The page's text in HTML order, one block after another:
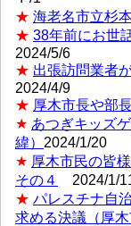
★ 海老名市立杉
★ 38年前にお世
2024/5/6
★ 出張訪問業者
2024/4/9
★ 厚木市長や部
★ あつぎキッズ
緯） 2024/1/20
★ 厚木市民の皆
その４
2024/1/
★ パレスチナ自
求める決議（厚木